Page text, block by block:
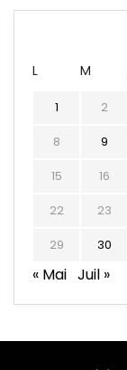
L
M
1 2
8
9
15
16
22
23
29
30
« Mai Juil »